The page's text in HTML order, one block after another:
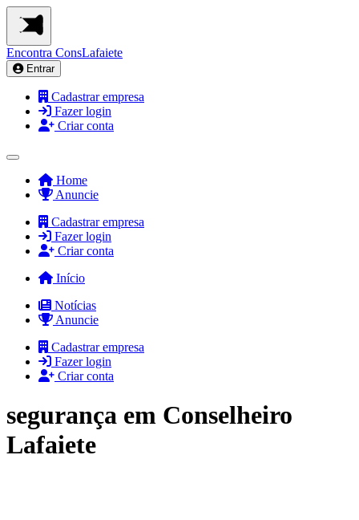
Encontra ConsLafaiete
Entrar
Cadastrar empresa
Fazer login
Criar conta
Home
Anuncie
Cadastrar empresa
Fazer login
Criar conta
Início
Notícias
Anuncie
Cadastrar empresa
Fazer login
Criar conta
segurança em Conselheiro
Lafaiete